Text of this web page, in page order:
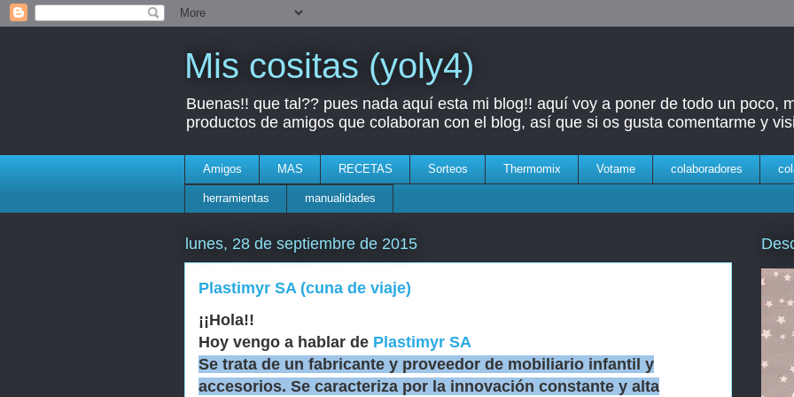
Mis cositas (yoly4)
Buenas!! que tal?? pues nada aquí esta mi blog!! aquí voy a poner de todo un poco,
productos de amigos que colaboran con el blog, así que si os gusta comentarme y
Amigos MAS RECETAS Sorteos Thermomix Votame colaboradores
herramientas manualidades
lunes, 28 de septiembre de 2015
Plastimyr SA (cuna de viaje)
¡¡Hola!!
Hoy vengo a hablar de Plastimyr SA
Se trata de un fabricante y proveedor de mobiliario infantil y
accesorios. Se caracteriza por la innovación constante y alta